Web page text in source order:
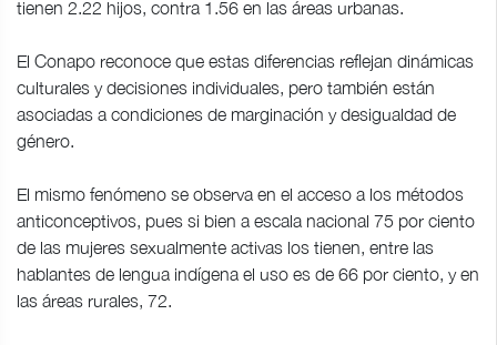
tienen 2.22 hijos, contra 1.56 en las áreas urbanas.
El Conapo reconoce que estas diferencias reflejan dinámicas
culturales y decisiones individuales, pero también están
asociadas a condiciones de marginación y desigualdad de
género.
El mismo fenómeno se observa en el acceso a los métodos
anticonceptivos, pues si bien a escala nacional 75 por ciento
de las mujeres sexualmente activas los tienen, entre las
hablantes de lengua indígena el uso es de 66 por ciento, y en
las áreas rurales, 72.